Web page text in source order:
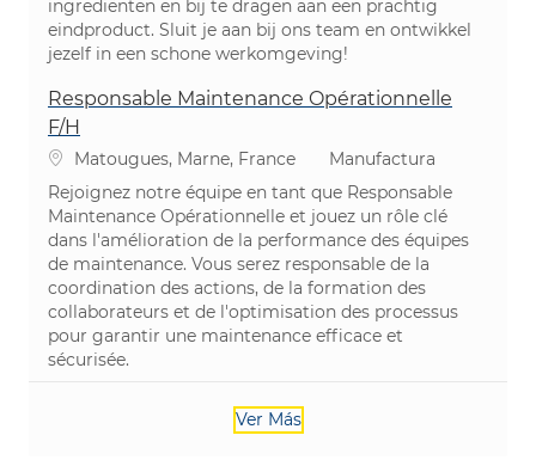
ingrediënten en bij te dragen aan een prachtig
eindproduct. Sluit je aan bij ons team en ontwikkel
jezelf in een schone werkomgeving!
Responsable Maintenance Opérationnelle
F/H
Ubicación
Matougues, Marne, France Categoría
Manufactura
Rejoignez notre équipe en tant que Responsable
Maintenance Opérationnelle et jouez un rôle clé
dans l'amélioration de la performance des équipes
de maintenance. Vous serez responsable de la
coordination des actions, de la formation des
collaborateurs et de l'optimisation des processus
pour garantir une maintenance efficace et
sécurisée.
Ver Más